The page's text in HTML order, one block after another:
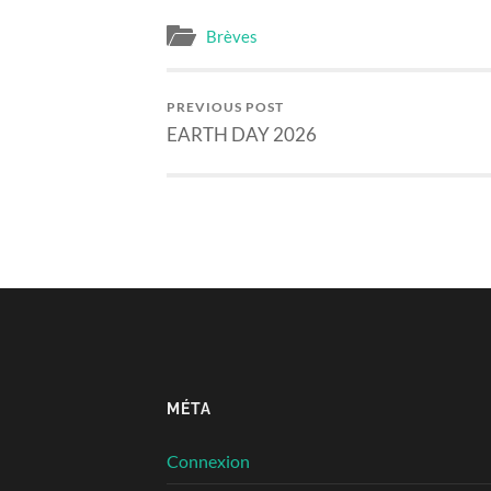
Brèves
PREVIOUS POST
EARTH DAY 2026
MÉTA
Connexion